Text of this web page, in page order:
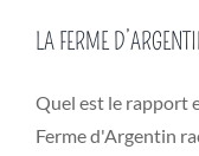
LA FERME
Quel est le rapport
Ferme d'Argentin